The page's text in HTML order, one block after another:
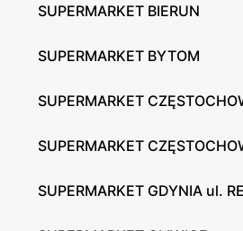
SUPERMARKET BIERUN
SUPERMARKET BYTOM
SUPERMARKET
SUPERMARKET
SUPERMARKET GDYNIA ul.